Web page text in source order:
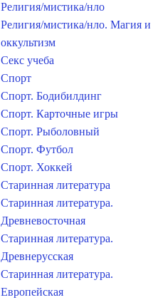
Религия/мистика/нло
Религия/мистика/нло. Магия и
оккультизм
Секс учеба
Спорт
Спорт. Бодибилдинг
Спорт. Карточные игры
Спорт. Рыболовный
Спорт. Футбол
Спорт. Хоккей
Старинная литература
Старинная литература.
Древневосточная
Старинная литература.
Древнерусская
Старинная литература.
Европейская